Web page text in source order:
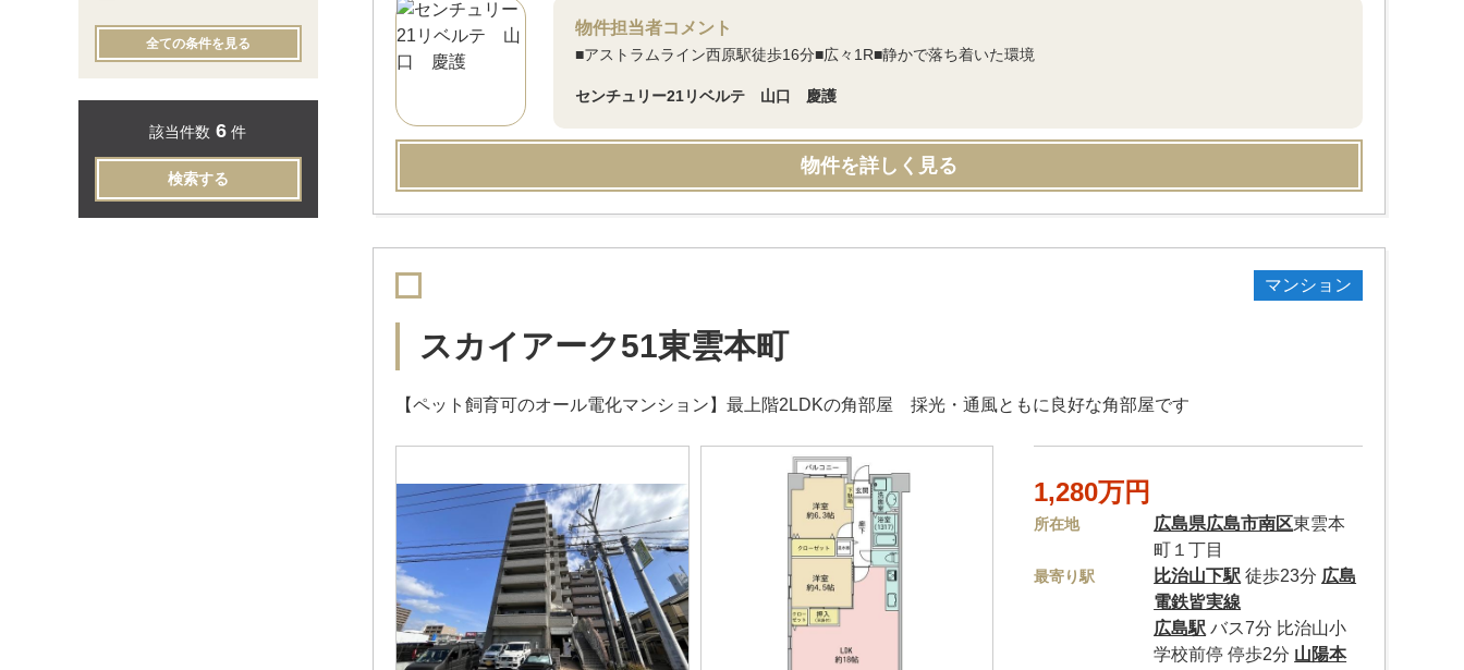
物件担当者コメント
■アストラムライン西原駅徒歩16分■広々1R■静かで落ち着いた環境
センチュリー21リベルテ 山口 慶護
物件を詳しく見る
マンション
スカイアーク51東雲本町
【ペット飼育可のオール電化マンション】最上階2LDKの角部屋 採光・通風ともに良好な角部屋です
1,280万円
所在地 広島県広島市南区東雲本
町１丁目
最寄り駅 比治山下駅 徒歩23分 広島
電鉄皆実線
広島駅 バス7分 比治山小
学校前停 停歩2分 山陽本
全ての条件を見る
該当件数 6 件
検索する